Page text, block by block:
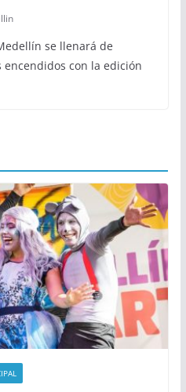
se llenará de
con la edición